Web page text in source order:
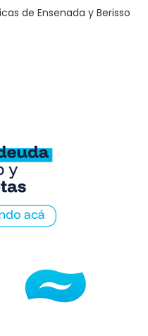
de Ensenada y Berisso